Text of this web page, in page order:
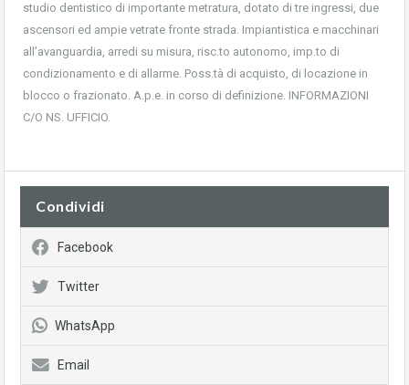
studio dentistico di importante metratura, dotato di tre ingressi, due
ascensori ed ampie vetrate fronte strada. Impiantistica e macchinari
all’avanguardia, arredi su misura, risc.to autonomo, imp.to di
condizionamento e di allarme. Poss.tà di acquisto, di locazione in
blocco o frazionato. A.p.e. in corso di definizione. INFORMAZIONI
C/O NS. UFFICIO.
Condividi
Facebook
Twitter
WhatsApp
Email